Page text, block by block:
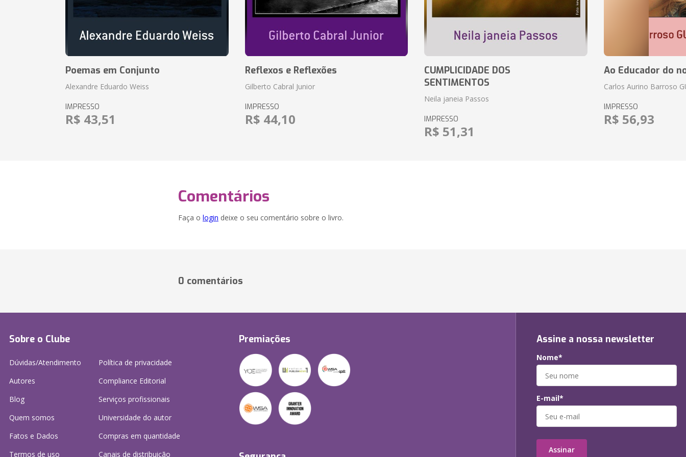
Poemas em Conjunto
Alexandre Eduardo Weiss
IMPRESSO
R$ 43,51
Reflexos e Reflexões
Gilberto Cabral Junior
IMPRESSO
R$ 44,10
CUMPLICIDADE DOS
SENTIMENTOS
Neila janeia Passos
IMPRESSO
R$ 51,31
Ao Educador do
Carlos Aurino Barroso
IMPRESSO
R$ 56,93
Comentários
Faça o login deixe o seu comentário sobre o livro.
0 comentários
Sobre o Clube
Dúvidas/Atendimento
Autores
Blog
Quem somos
Fatos e Dados
Termos de uso
Política de privacidade
Compliance Editorial
Serviços profissionais
Universidade do autor
Compras em quantidade
Canais de distribuição
Premiações Assine a nossa newsletter
Nome*
E-mail*
Assinar